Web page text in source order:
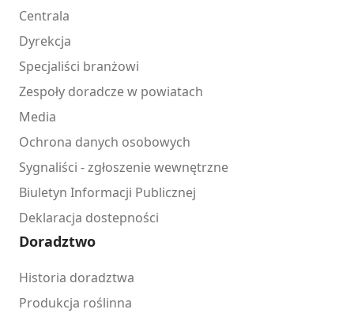
Centrala
Dyrekcja
Specjaliści branżowi
Zespoły doradcze w powiatach
Media
Ochrona danych osobowych
Sygnaliści - zgłoszenie wewnętrzne
Biuletyn Informacji Publicznej
Deklaracja dostepności
Doradztwo
Historia doradztwa
Produkcja roślinna